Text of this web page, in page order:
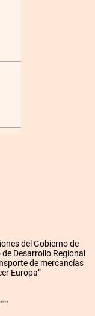
del Gobierno de
Desarrollo Regional
de mercancías
Europa”